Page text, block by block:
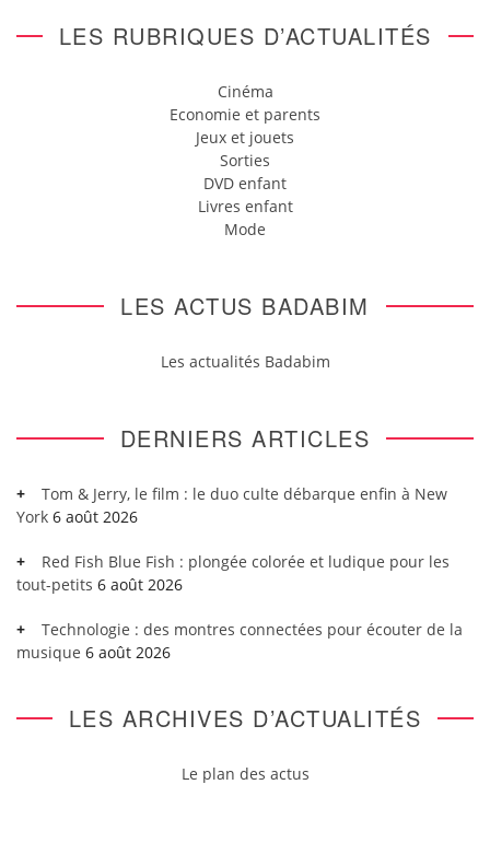
LES RUBRIQUES D’ACTUALITÉS
Cinéma
Economie et parents
Jeux et jouets
Sorties
DVD enfant
Livres enfant
Mode
LES ACTUS BADABIM
Les actualités Badabim
DERNIERS ARTICLES
Tom & Jerry, le film : le duo culte débarque enfin à New
York 6 août 2026
Red Fish Blue Fish : plongée colorée et ludique pour les
tout-petits 6 août 2026
Technologie : des montres connectées pour écouter de la
musique 6 août 2026
LES ARCHIVES D’ACTUALITÉS
Le plan des actus